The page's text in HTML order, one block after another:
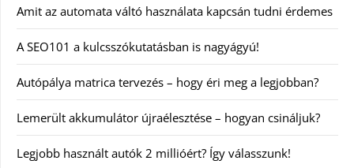
Amit az automata váltó használata kapcsán tudni érdemes
A SEO101 a kulcsszókutatásban is nagyágyú!
Autópálya matrica tervezés – hogy éri meg a legjobban?
Lemerült akkumulátor újraélesztése – hogyan csináljuk?
Legjobb használt autók 2 millióért? Így válasszunk!